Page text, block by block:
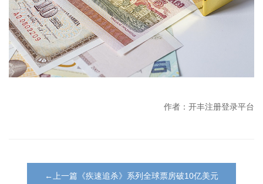
作者：开丰注册登录平台
←上一篇《疾速追杀》系列全球票房破10亿美元